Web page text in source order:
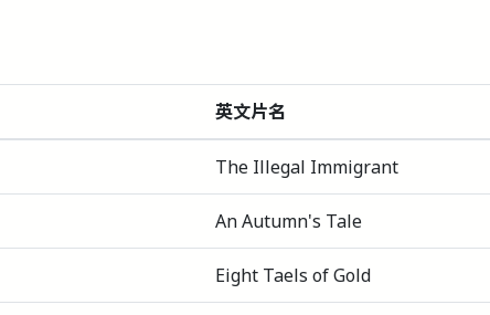
英文片名
The Illegal Immigrant
An Autumn's Tale
Eight Taels of Gold